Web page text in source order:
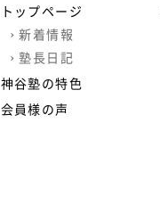
トップページ
› 新着情報
› 塾長日記
神谷塾の特色
会員様の声